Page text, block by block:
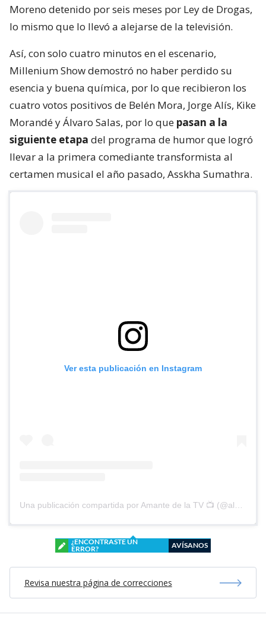
Moreno detenido por seis meses por Ley de Drogas,
lo mismo que lo llevó a alejarse de la televisión.
Así, con solo cuatro minutos en el escenario,
Millenium Show demostró no haber perdido su
esencia y buena química, por lo que recibieron los
cuatro votos positivos de Belén Mora, Jorge Alís, Kike
Morandé y Álvaro Salas, por lo que pasan a la
siguiente etapa del programa de humor que logró
llevar a la primera comediante transformista al
certamen musical el año pasado, Asskha Sumathra.
Ver esta publicación en Instagram
¿ENCONTRASTE UN
ERROR?
AVÍSANOS
Revisa nuestra página de correcciones